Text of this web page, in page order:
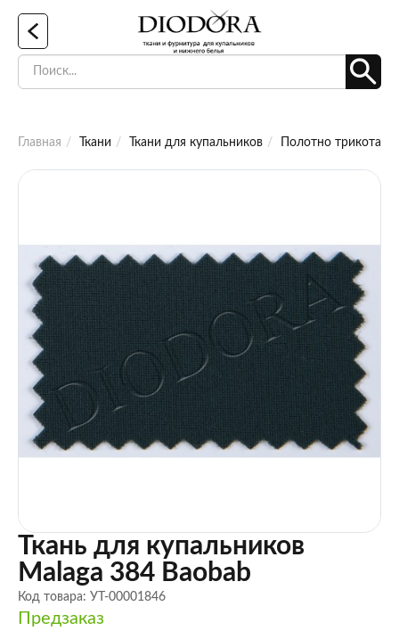
Главная Ткани Ткани для купальников Полотно
Ткань для купальников
Malaga 384 Baobab
Код товара: УТ-00001846
Предзаказ